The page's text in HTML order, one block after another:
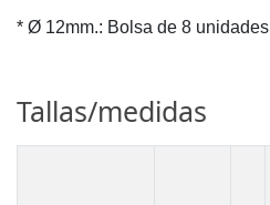
* Ø 12mm.: Bolsa de 8 unidades
Tallas/medidas